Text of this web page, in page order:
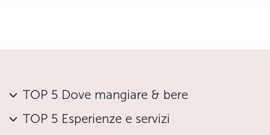
TOP 5 Dove mangiare & bere
TOP 5 Esperienze e servizi